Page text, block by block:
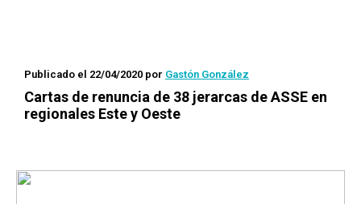
Publicado el 22/04/2020 por Gastón González
Cartas de renuncia de 38 jerarcas de ASSE en
regionales Este y Oeste